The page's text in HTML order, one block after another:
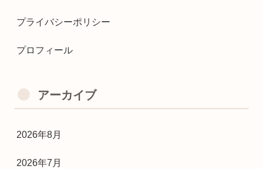
プライバシーポリシー
プロフィール
アーカイブ
2026年8月
2026年7月